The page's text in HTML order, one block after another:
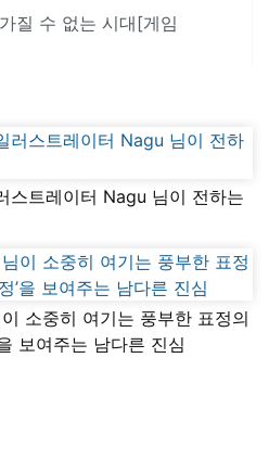
질 수 없는 시대[게임
스트레이터 Nagu 님이 전하는
소중히 여기는 풍부한 표정의
보여주는 남다른 진심